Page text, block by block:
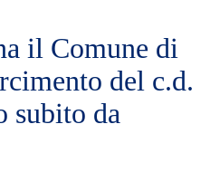
il Comune di
del c.d.
subito da